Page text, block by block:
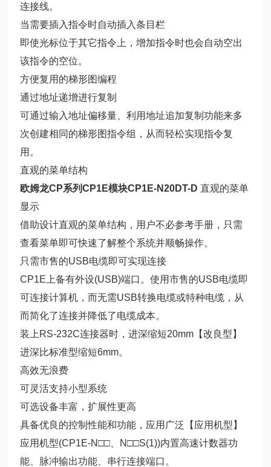
连接线。
当需要插入指令时自动插入条目栏
即使光标位于其它指令上，增加指令时也会自动空出
该指令的空位。
方便复用的梯形图编程
通过地址递增进行复制
可通过输入地址偏移量、利用地址追加复制功能来多
次创建相同的梯形图指令组，从而轻松实现指令复
用。
直观的菜单结构
欧姆龙CP系列CP1E模块CP1E-N20DT-D 直观的菜单
显示
借助设计直观的菜单结构，用户不必参考手册，只需
查看菜单即可快速了解整个系统并顺畅操作。
只需市售的USB电缆即可实现连接
CP1E上备有外设(USB)端口。使用市售的USB电缆即
可连接计算机，而无需USB转换电缆或特种电缆，从
而简化了连接并降低了电缆成本。
装上RS-232C连接器时，进深缩短20mm【改良型】
进深比标准型缩短6mm。
高效无浪费
可灵活支持小型系统
可选设备丰富，扩展性更高
具备优良的控制性能和功能，应用广泛【应用机型】
应用机型(CP1E-N□□、N□□S(1))内置高速计数器功
能、脉冲输出功能、串行连接端口。